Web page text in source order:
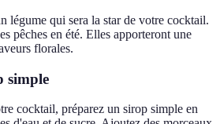
légume qui sera la star de votre cocktail.
pêches en été. Elles apporteront une
florales.
simple
cocktail, préparez un sirop simple en